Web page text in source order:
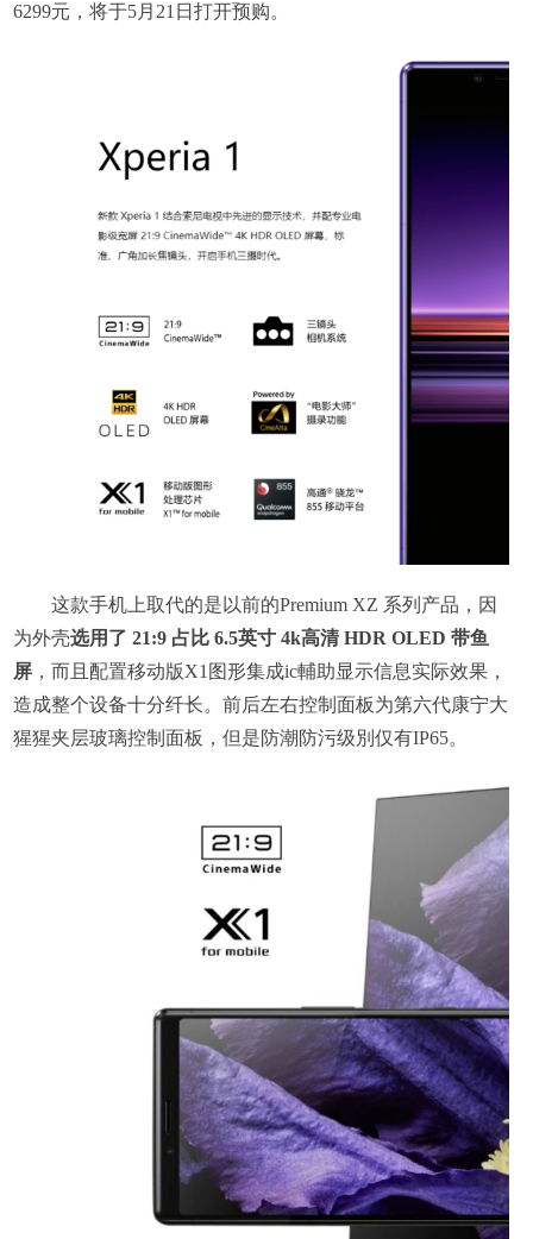
6299元，将于5月21日打开预购。
这款手机上取代的是以前的Premium XZ 系列产品，因
为外壳选用了 21:9 占比 6.5英寸 4k高清 HDR OLED 带鱼
屏，而且配置移动版X1图形集成ic輔助显示信息实际效果，
造成整个设备十分纤长。前后左右控制面板为第六代康宁大
猩猩夹层玻璃控制面板，但是防潮防污级別仅有IP65。